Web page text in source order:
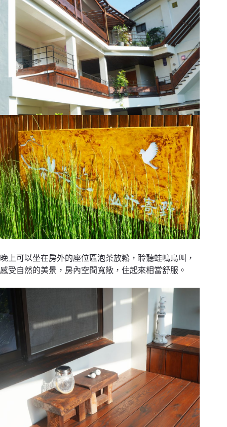
晚上可以坐在房外的座位區泡茶放鬆，聆聽蛙鳴鳥叫，
感受自然的美景，房內空間寬敞，住起來相當舒服。